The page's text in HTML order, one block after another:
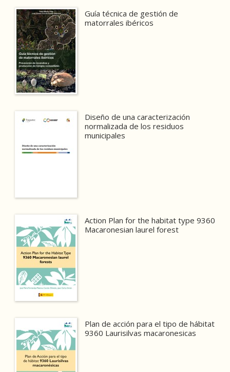
Guía técnica de gestión de
matorrales ibéricos
Diseño de una caracterización
normalizada de los residuos
municipales
Action Plan for the habitat type 9360
Macaronesian laurel forest
Plan de acción para el tipo de hábitat
9360 Laurisilvas macaronesicas